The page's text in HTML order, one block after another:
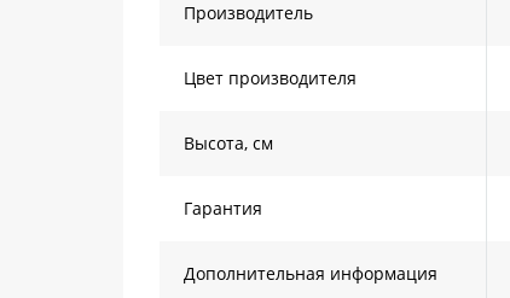
Производитель
Цвет производителя
Высота, см
Гарантия
Дополнительная информация